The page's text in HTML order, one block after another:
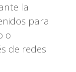
la
para
o
de redes